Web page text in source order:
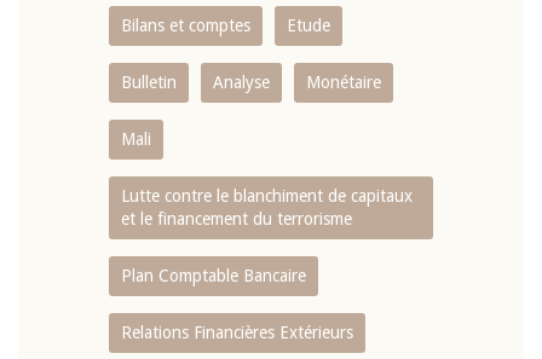
Bilans et comptes Etude
Bulletin Analyse Monétaire
Mali
Lutte contre le blanchiment de capitaux
et le financement du terrorisme
Plan Comptable Bancaire
Relations Financières Extérieurs